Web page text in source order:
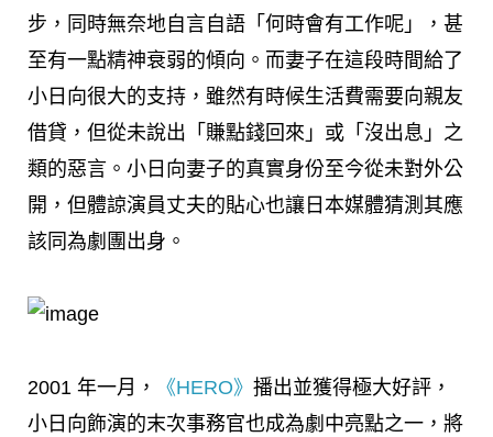
步，同時無奈地自言自語「何時會有工作呢」，甚
至有一點精神衰弱的傾向。而妻子在這段時間給了
小日向很大的支持，雖然有時候生活費需要向親友
借貸，但從未說出「賺點錢回來」或「沒出息」之
類的惡言。小日向妻子的真實身份至今從未對外公
開，但體諒演員丈夫的貼心也讓日本媒體猜測其應
該同為劇團出身。
2001 年一月， 《HERO》 播出並獲得極大好評，
小日向飾演的末次事務官也成為劇中亮點之一，將